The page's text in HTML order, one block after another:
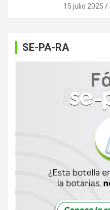
15 julio 2025
SE-PA-RA